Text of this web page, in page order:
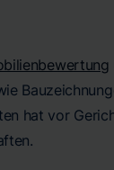
hat vor